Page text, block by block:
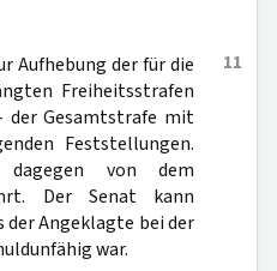
11
Aufhebung der für die
Freiheitsstrafen
der Gesamtstrafe mit
Feststellungen.
dagegen von dem
Der Senat kann
der Angeklagte bei der
war.